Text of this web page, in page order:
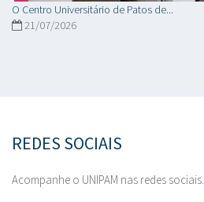
O Centro Universitário de Patos de...
21/07/2026
REDES SOCIAIS
Acompanhe o UNIPAM nas redes sociais.